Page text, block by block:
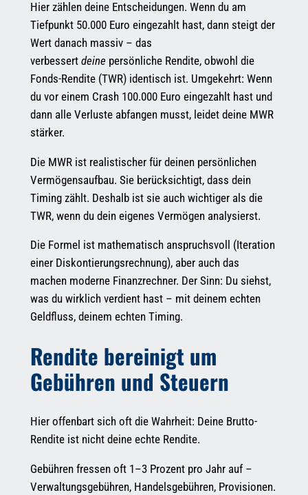
Hier zählen deine Entscheidungen. Wenn du am
Tiefpunkt 50.000 Euro eingezahlt hast, dann steigt der
Wert danach massiv – das
verbessert deine persönliche Rendite, obwohl die
Fonds-Rendite (TWR) identisch ist. Umgekehrt: Wenn
du vor einem Crash 100.000 Euro eingezahlt hast und
dann alle Verluste abfangen musst, leidet deine MWR
stärker.
Die MWR ist realistischer für deinen persönlichen
Vermögensaufbau. Sie berücksichtigt, dass dein
Timing zählt. Deshalb ist sie auch wichtiger als die
TWR, wenn du dein eigenes Vermögen analysierst.
Die Formel ist mathematisch anspruchsvoll (Iteration
einer Diskontierungsrechnung), aber auch das
machen moderne Finanzrechner. Der Sinn: Du siehst,
was du wirklich verdient hast – mit deinem echten
Geldfluss, deinem echten Timing.
Rendite bereinigt um
Gebühren und Steuern
Hier offenbart sich oft die Wahrheit: Deine Brutto-
Rendite ist nicht deine echte Rendite.
Gebühren fressen oft 1–3 Prozent pro Jahr auf –
Verwaltungsgebühren, Handelsgebühren, Provisionen.